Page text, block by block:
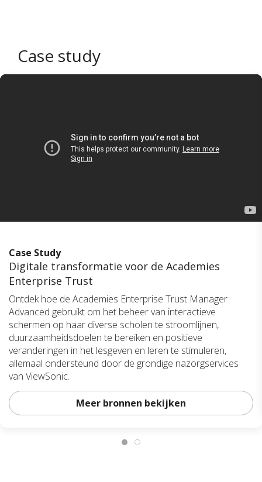
Case study
Case Study
Digitale transformatie voor de Academies
Enterprise Trust
Ontdek hoe de Academies Enterprise Trust Manager
Advanced gebruikt om het beheer van interactieve
schermen op haar diverse scholen te stroomlijnen,
duurzaamheidsdoelen te bereiken en positieve
veranderingen in het lesgeven en leren te stimuleren,
allemaal ondersteund door de grondige nazorgservices
van ViewSonic.
Meer bronnen bekijken